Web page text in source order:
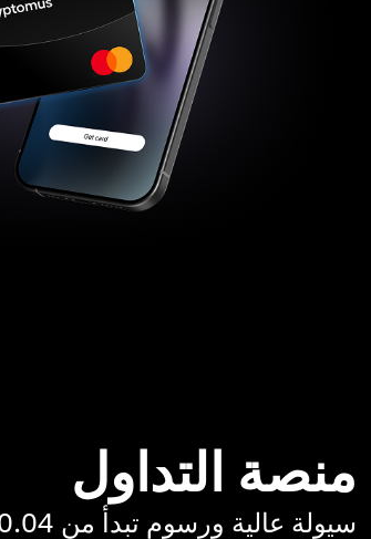
منصة التداول
سيولة عالية ورسوم تبدأ من 0.04% فقط